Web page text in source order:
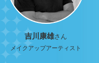
吉川康雄さん
メイクアップアーティスト